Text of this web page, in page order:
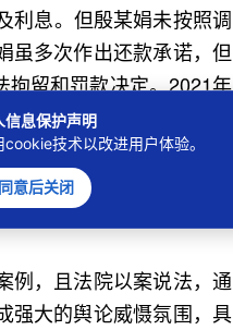
利息。但殷某娟未按照调
虽多次作出还款承诺，但
拘留和罚款决定。2021年
江区人民法院提起刑事
西省高级人民法院联合
万人次，营造了强大的舆
执行和解协议，该案得
，且法院以案说法，通
强大的舆论威慑氛围，具
信息保护声明
技术以改进用户体验。
同意后关闭